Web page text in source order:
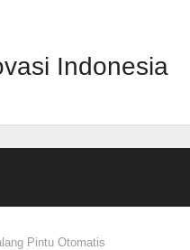
Pintu Otomatis